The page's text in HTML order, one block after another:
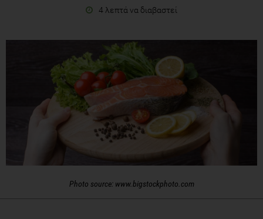
4 λεπτά να διαβαστεί
Photo source: www.bigstockphoto.com